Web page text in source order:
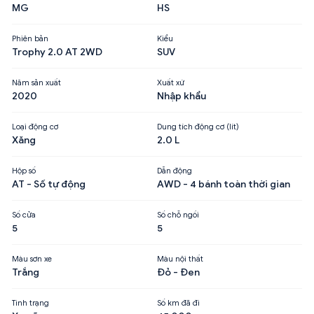
MG HS
Phiên bản
Trophy 2.0 AT 2WD
Kiểu
SUV
Năm sản xuất
2020
Xuất xứ
Nhập khẩu
Loại động cơ
Xăng
Dung tích động cơ (lít)
2.0 L
Hộp số
AT - Số tự động
Dẫn động
AWD - 4 bánh toàn thời gian
Số cửa
5
Số chỗ ngồi
5
Màu sơn xe
Trắng
Màu nội thất
Đỏ - Đen
Tình trạng Số km đã đi